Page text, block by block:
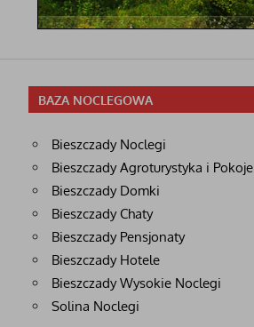
BAZA NOCLEGOWA
Bieszczady Noclegi
Bieszczady Agroturystyka i Pokoje
Bieszczady Domki
Bieszczady Chaty
Bieszczady Pensjonaty
Bieszczady Hotele
Bieszczady Wysokie Noclegi
Solina Noclegi